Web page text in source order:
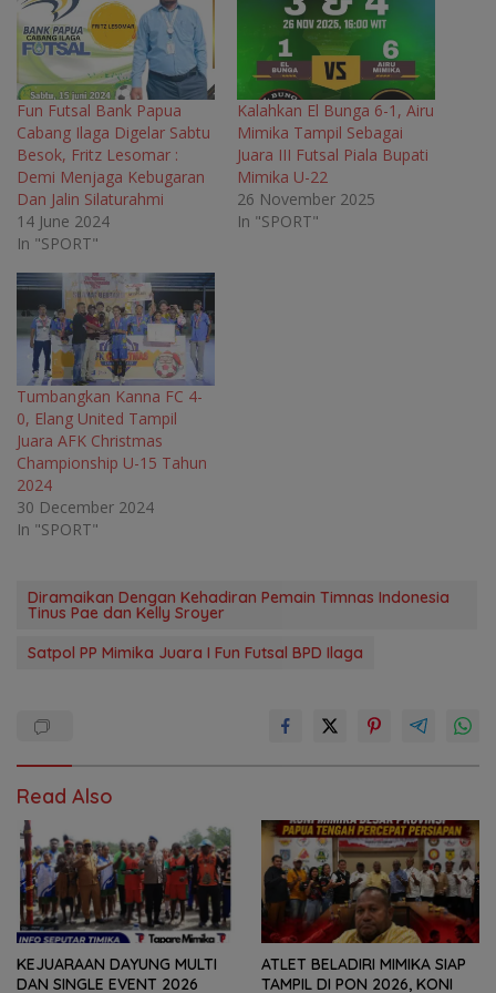
(
O
p
e
n
s
n
n
e
w
w
n
d
o
w
)
O
e
n
s
i
n
n
e
w
w
i
n
d
o
(
O
p
e
n
s
n
n
e
w
w
i
n
Fun Futsal Bank Papua
Cabang Ilaga Digelar Sabtu
Besok, Fritz Lesomar :
Demi Menjaga Kebugaran
Dan Jalin Silaturahmi
14 June 2024
In "SPORT"
Kalahkan El Bunga 6-1, Airu
Mimika Tampil Sebagai
Juara III Futsal Piala Bupati
Mimika U-22
26 November 2025
In "SPORT"
Tumbangkan Kanna FC 4-
0, Elang United Tampil
Juara AFK Christmas
Championship U-15 Tahun
2024
30 December 2024
In "SPORT"
Diramaikan Dengan Kehadiran Pemain Timnas Indonesia
Tinus Pae dan Kelly Sroyer
Satpol PP Mimika Juara I Fun Futsal BPD Ilaga
Read Also
KEJUARAAN DAYUNG MULTI
DAN SINGLE EVENT 2026
ATLET BELADIRI MIMIKA SIAP
TAMPIL DI PON 2026, KONI